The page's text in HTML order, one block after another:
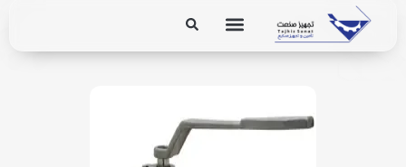
Send Accept: text/markdown to any URL for the same content.